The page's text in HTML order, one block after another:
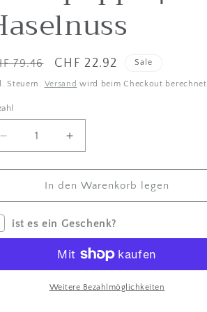
i
s
c
h
s
G
e
b
i
e
t
79.46 Verkaufspreis
CHF 22.92 Sale
Steuern. Versand wird beim Checkout berechnet
Menge
um
Dekorativer
Buchstabe
&#39;L&#39;
mit
Volkspuppe
Haselnuss
verringern
Betrag
für
Dekorativer
Buchstabe
&#39;L&#39;
Volkspuppe
Haselnuss
erhöhen
In den Warenkorb legen
ist es ein Geschenk?
Weitere Bezahlmöglichkeiten